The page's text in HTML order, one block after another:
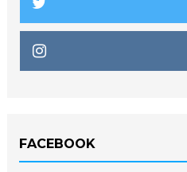
FACEBOOK